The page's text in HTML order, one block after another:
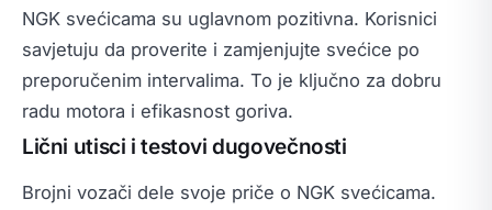
NGK svećicama su uglavnom pozitivna. Korisnici
savjetuju da proverite i zamjenjujte svećice po
preporučenim intervalima. To je ključno za dobru
radu motora i efikasnost goriva.
Lični utisci i testovi dugovečnosti
Brojni vozači dele svoje priče o NGK svećicama.